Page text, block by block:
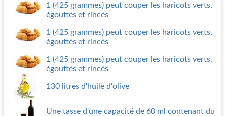
1 (425 grammes) peut couper les haricots verts,
égouttés et rincés
1 (425 grammes) peut couper les haricots verts,
égouttés et rincés
1 (425 grammes) peut couper les haricots verts,
égouttés et rincés
130 litres d'huile d'olive
Une tasse d'une capacité de 60 ml contenant du